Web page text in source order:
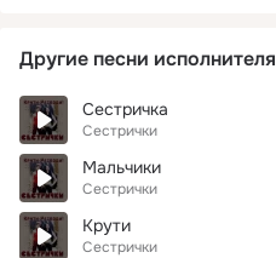
Другие песни исполнителя
Сестричка
Сестрички
Мальчики
Сестрички
Крути
Сестрички